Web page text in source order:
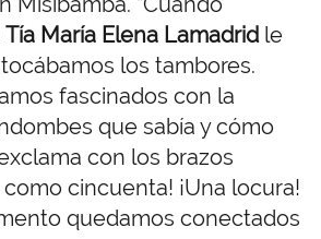
Tía María Elena Lamadridle
los tambores.
fascinados con la
que sabía y cómo
con los brazos
como cincuenta! ¡Una locura!
quedamos conectados